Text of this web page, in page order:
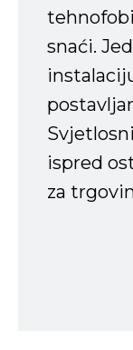
snaći.
ispred
za